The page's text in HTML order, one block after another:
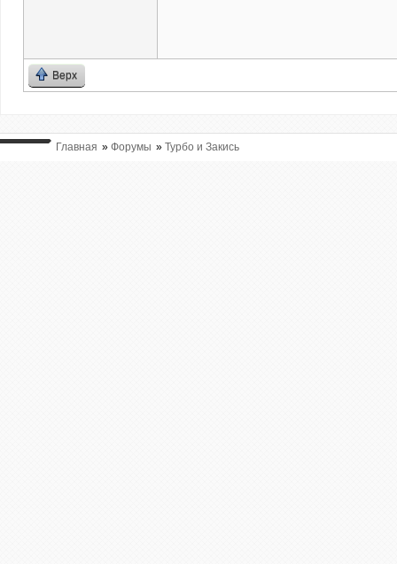
Верх
Главная » Форумы » Турбо и Закись